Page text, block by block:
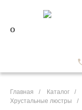
Главная / Каталог /
Хрустальные люстры
/